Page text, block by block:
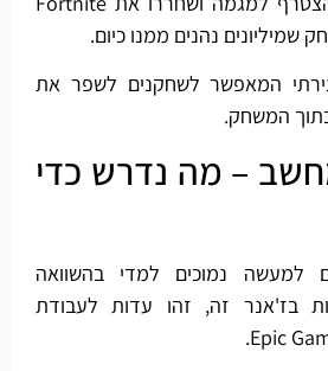
המאפשר לשחקנים לשפר את
המשחק.
– מה נדרש כדי
למעשה נמוכים למדי בהשוואה
בז'אנר זה, זהו עדות לעבודת